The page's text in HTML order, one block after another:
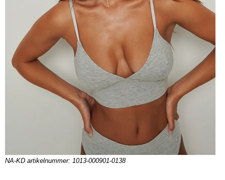
NA-KD artikelnummer: 1013-000901-0138